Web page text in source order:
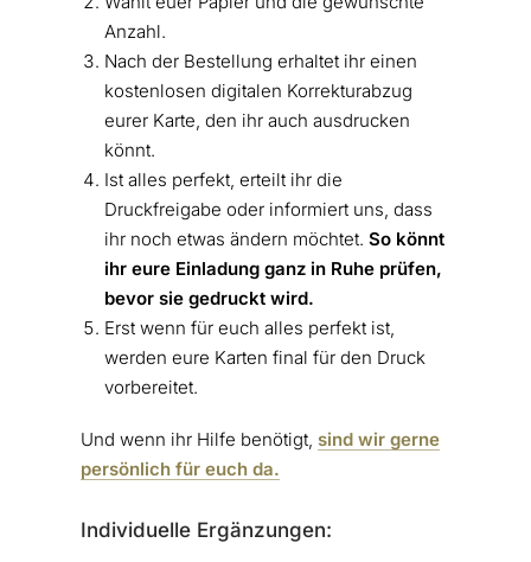
Anzahl.
Nach der Bestellung erhaltet ihr einen
kostenlosen digitalen Korrekturabzug
eurer Karte, den ihr auch ausdrucken
könnt.
Ist alles perfekt, erteilt ihr die
Druckfreigabe oder informiert uns, dass
ihr noch etwas ändern möchtet. So könnt
ihr eure Einladung ganz in Ruhe prüfen,
bevor sie gedruckt wird.
Erst wenn für euch alles perfekt ist,
werden eure Karten final für den Druck
vorbereitet.
Und wenn ihr Hilfe benötigt, sind wir gerne
persönlich für euch da.
Individuelle Ergänzungen: